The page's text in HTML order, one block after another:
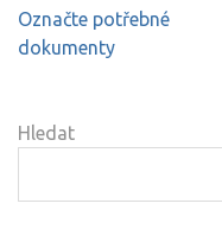
Navigace
pro
Označte potřebné
dokumenty
Hledat